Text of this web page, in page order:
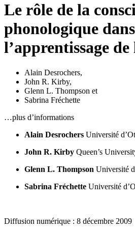
Le rôle de la
phonologique dans
l’apprentissage
Alain Desrochers,
John R. Kirby,
Glenn L. Thompson et
Sabrina Fréchette
…plus d’informations
Alain Desrochers Université
John R. Kirby Queen’s
Glenn L. Thompson Université
Sabrina Fréchette Université
Diffusion numérique : 8 décembre 2009